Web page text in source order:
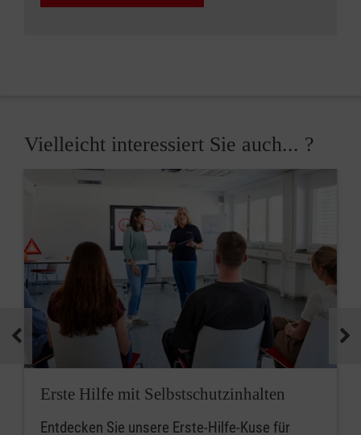
Vielleicht interessiert Sie auch... ?
Erste Hilfe mit Selbstschutzinhalten
Entdecken Sie unsere Erste-Hilfe-Kuse für